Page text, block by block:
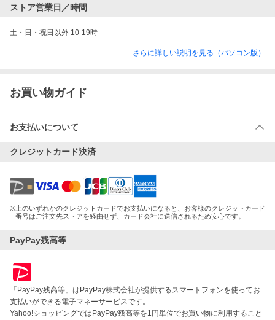
ストア営業日／時間
土・日・祝日以外 10-19時
さらに詳しい説明を見る（パソコン版）
お買い物ガイド
お支払いについて
クレジットカード決済
※ 上のいずれかのクレジットカードでお支払いになると、お客様のクレジットカード
番号はご注文先ストアを経由せず、カード会社に送信されるため安心です。
PayPay残高等
「PayPay残高等」はPayPay株式会社が提供するスマートフォンを使ってお
支払いができる電子マネーサービスです。
Yahoo!ショッピングではPayPay残高等を1円単位でお買い物に利用すること